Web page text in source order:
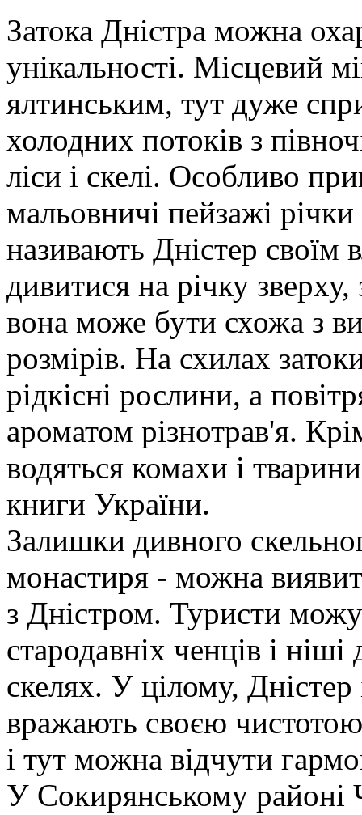
Затока Дністра можна
унікальності. Місцевий
ялтинським, тут дуже
холодних потоків з
ліси і скелі. Особливо
мальовничі пейзажі
називають Дністер
дивитися на річку
вона може бути схожа з
розмірів. На схилах
рідкісні рослини, а
ароматом різнотрав'я.
водяться комахи і
книги України.
Залишки дивного
монастиря - можна
з Дністром. Туристи
стародавніх ченців і
скелях. У цілому, Дністер
вражають своєю
і тут можна відчути
У Сокирянському районі